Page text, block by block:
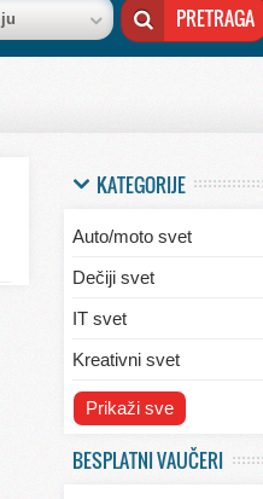
KATEGORIJE
Auto/moto svet
Dečiji svet
IT svet
Kreativni svet
Svet ekologije
Prikaži sve
BESPLATNI VAUČERI